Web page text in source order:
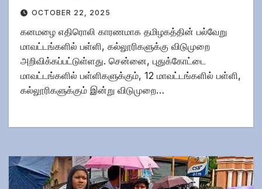
OCTOBER 22, 2025
கனமழை எதிரொலி காரணமாக தமிழகத்தின் பல்வேறு
மாவட்டங்களில் பள்ளி, கல்லூரிகளுக்கு விடுமுறை
அறிவிக்கப்பட்டுள்ளது. சென்னை, புதுக்கோட்டை
மாவட்டங்களில் பள்ளிகளுக்கும், 12 மாவட்டங்களில் பள்ளி,
கல்லூரிகளுக்கும் இன்று விடுமுறை…